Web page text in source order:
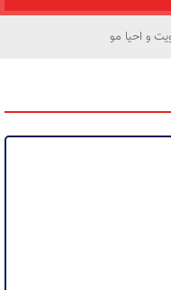
و احیا مو